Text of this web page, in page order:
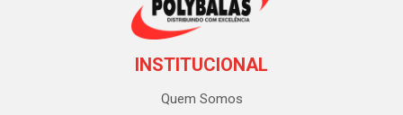
INSTITUCIONAL
Quem Somos